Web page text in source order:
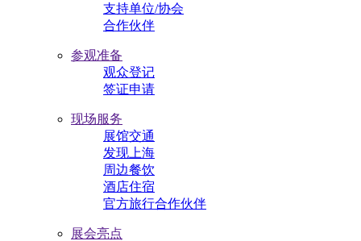
支持单位/协会
合作伙伴
参观准备
观众登记
签证申请
现场服务
展馆交通
发现上海
周边餐饮
酒店住宿
官方旅行合作伙伴
展会亮点